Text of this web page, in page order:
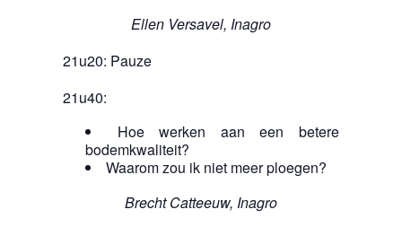
Ellen Versavel, Inagro
21u20: Pauze
21u40:
Hoe werken aan een betere
bodemkwaliteit?
Waarom zou ik niet meer ploegen?
Brecht Catteeuw, Inagro